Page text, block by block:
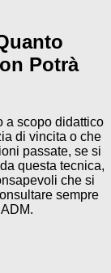
Potrà
a scopo didattico
di vincita o che
passate, se si
questa tecnica,
che si
sempre